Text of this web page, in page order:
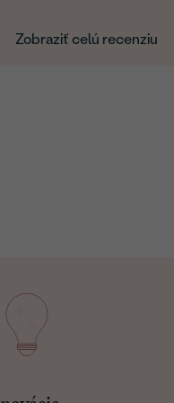
Zobraziť celú recenziu